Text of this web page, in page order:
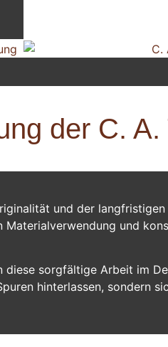
der C. A.
und der
und
sorgfältige Arbeit im
hinterlassen, sondern